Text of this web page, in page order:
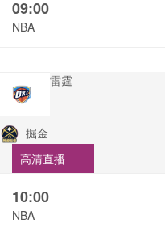
09:00
NBA
雷霆
掘金
高清直播
10:00
NBA